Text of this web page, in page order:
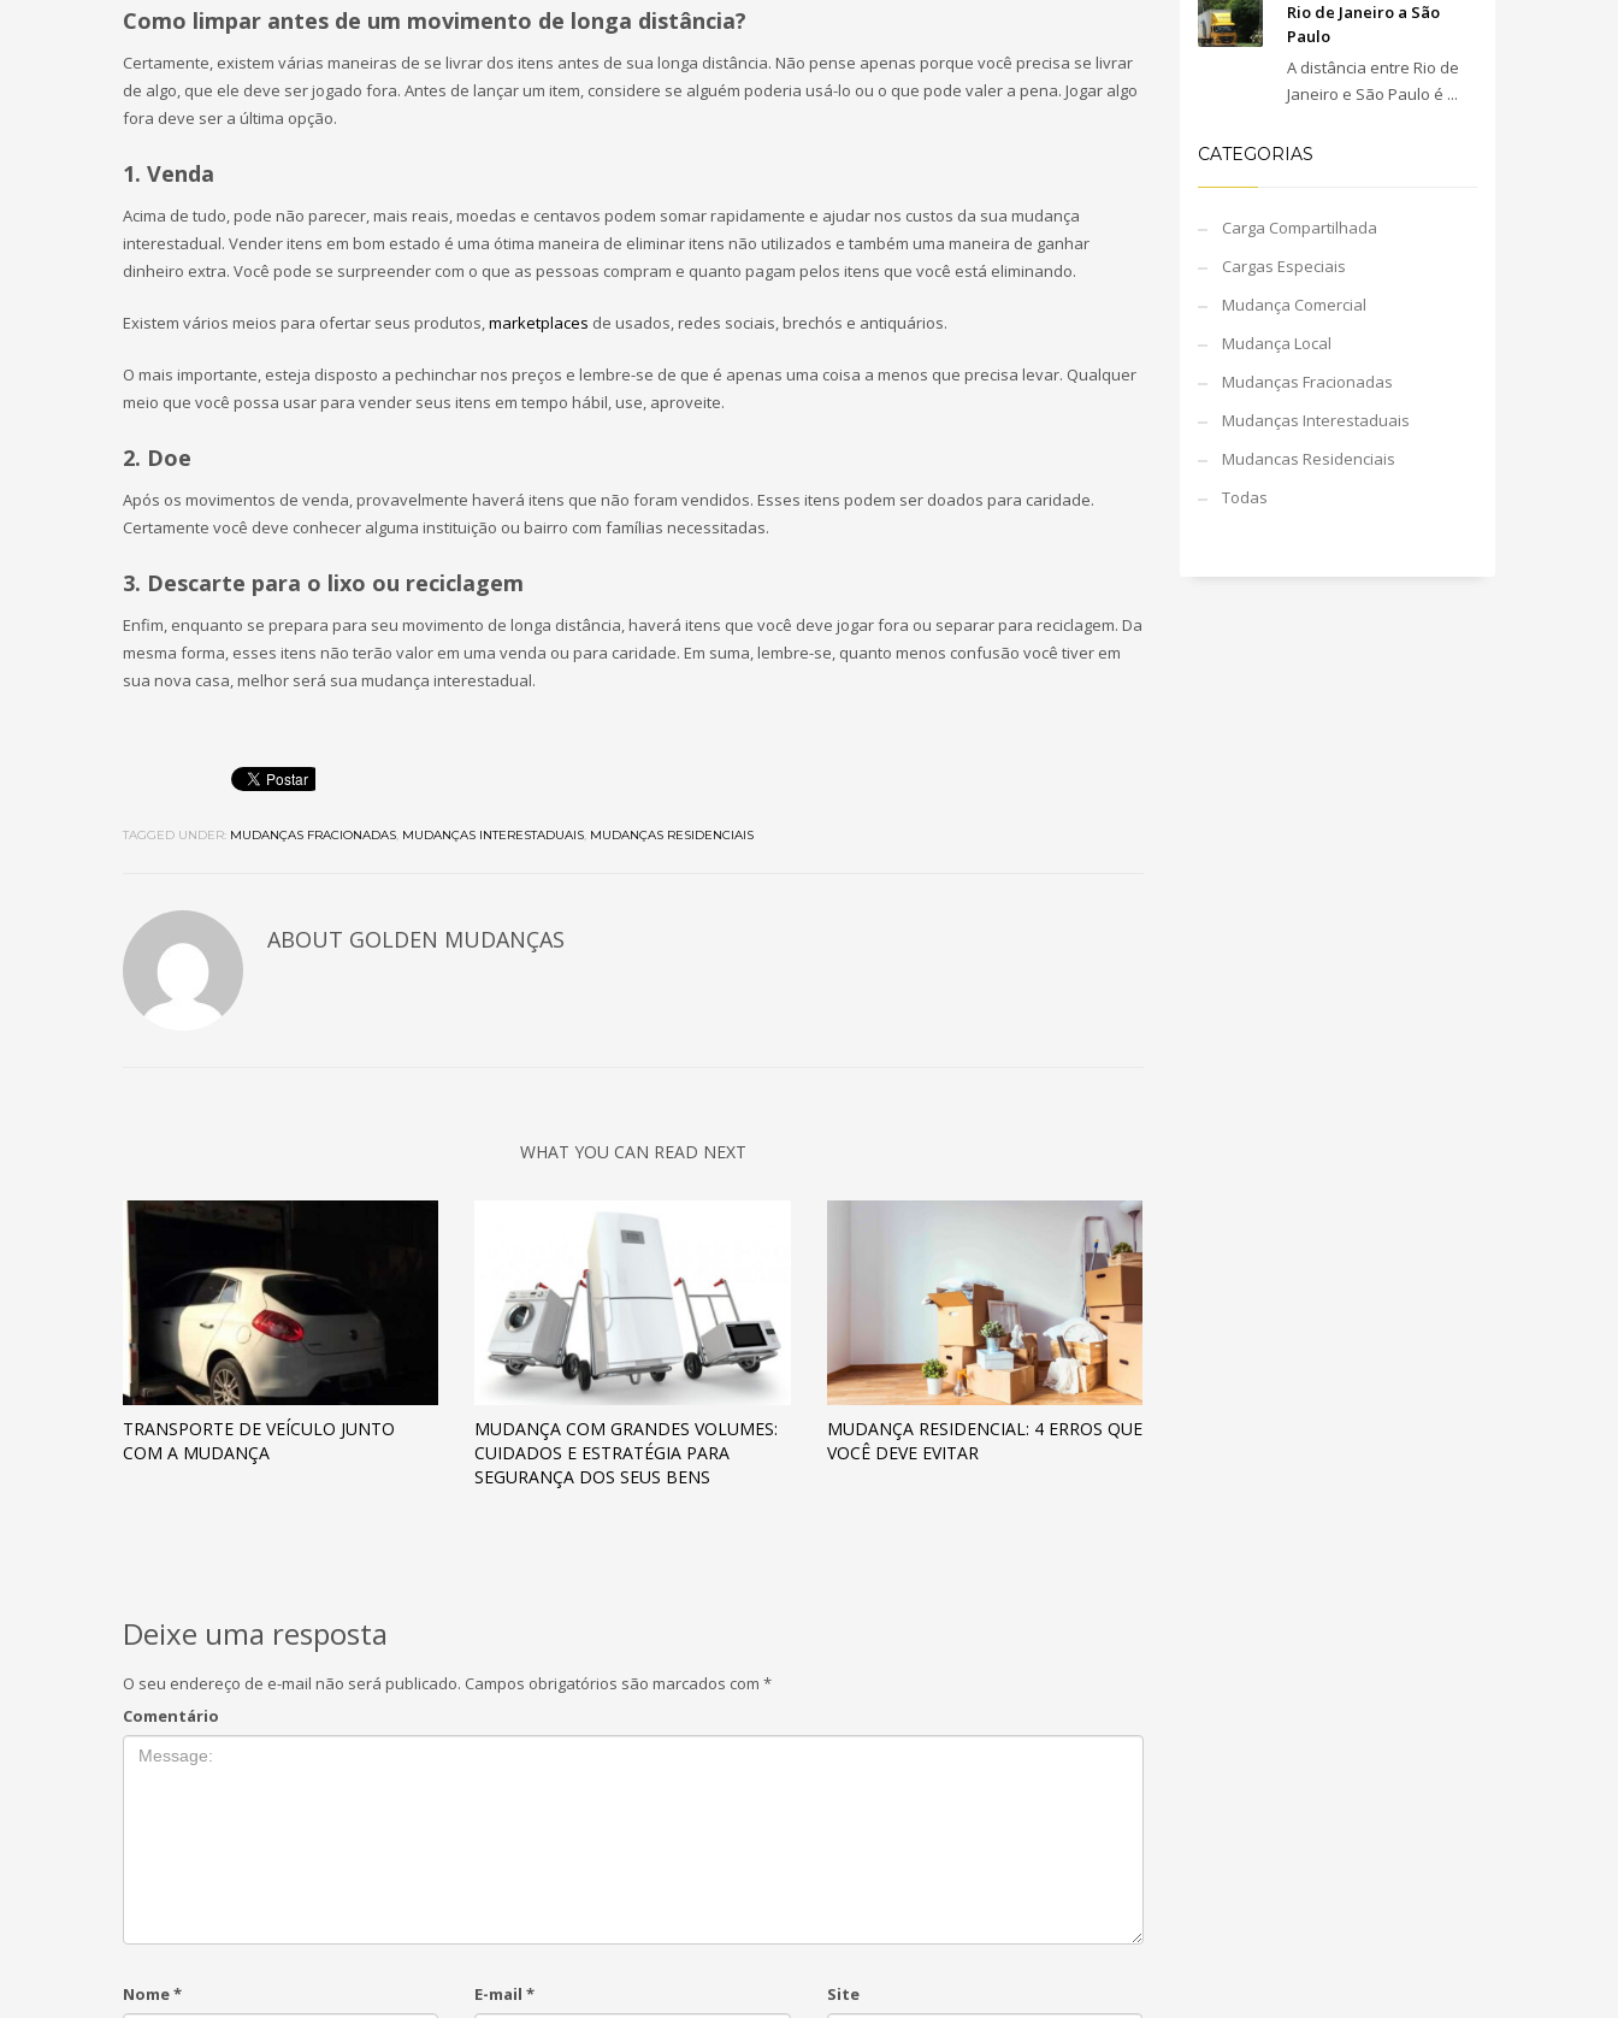
Como limpar antes de um movimento de longa distância?
Certamente, existem várias maneiras de se livrar dos itens antes de sua longa distância. Não pense apenas porque você precisa se livrar
de algo, que ele deve ser jogado fora. Antes de lançar um item, considere se alguém poderia usá-lo ou o que pode valer a pena. Jogar algo
fora deve ser a última opção.
1. Venda
Acima de tudo, pode não parecer, mais reais, moedas e centavos podem somar rapidamente e ajudar nos custos da sua mudança
interestadual. Vender itens em bom estado é uma ótima maneira de eliminar itens não utilizados e também uma maneira de ganhar
dinheiro extra. Você pode se surpreender com o que as pessoas compram e quanto pagam pelos itens que você está eliminando.
Existem vários meios para ofertar seus produtos,marketplaces de usados, redes sociais, brechós e antiquários.
O mais importante, esteja disposto a pechinchar nos preços e lembre-se de que é apenas uma coisa a menos que precisa levar. Qualquer
meio que você possa usar para vender seus itens em tempo hábil, use, aproveite.
2. Doe
Após os movimentos de venda, provavelmente haverá itens que não foram vendidos. Esses itens podem ser doados para caridade.
Certamente você deve conhecer alguma instituição ou bairro com famílias necessitadas.
3. Descarte para o lixo ou reciclagem
Enfim, enquanto se prepara para seu movimento de longa distância, haverá itens que você deve jogar fora ou separar para reciclagem. Da
mesma forma, esses itens não terão valor em uma venda ou para caridade. Em suma, lembre-se, quanto menos confusão você tiver em
sua nova casa, melhor será sua mudança interestadual.
TAGGED UNDER: MUDANÇAS FRACIONADAS, MUDANÇAS INTERESTADUAIS, MUDANÇAS RESIDENCIAIS
ABOUT GOLDEN MUDANÇAS
WHAT YOU CAN READ NEXT
TRANSPORTE DE VEÍCULO JUNTO
COM A MUDANÇA
MUDANÇA COM GRANDES VOLUMES:
CUIDADOS E ESTRATÉGIA PARA
SEGURANÇA DOS SEUS BENS
MUDANÇA RESIDENCIAL: 4 ERROS QUE
VOCÊ DEVE EVITAR
Deixe uma resposta
O seu endereço de e-mail não será publicado. Campos obrigatórios são marcados com *
Comentário
Nome* E-mail* Site
Rio de Janeiro a São
Paulo
A distância entre Rio de
Janeiro e São Paulo é ...
CATEGORIAS
Carga Compartilhada
Cargas Especiais
Mudança Comercial
Mudança Local
Mudanças Fracionadas
Mudanças Interestaduais
Mudancas Residenciais
Todas